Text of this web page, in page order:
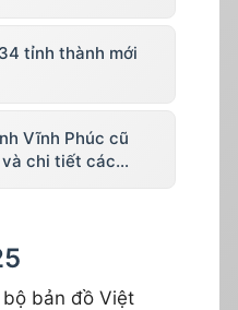
tỉnh thành mới
Vĩnh Phúc cũ
chi tiết các
bản đồ Việt